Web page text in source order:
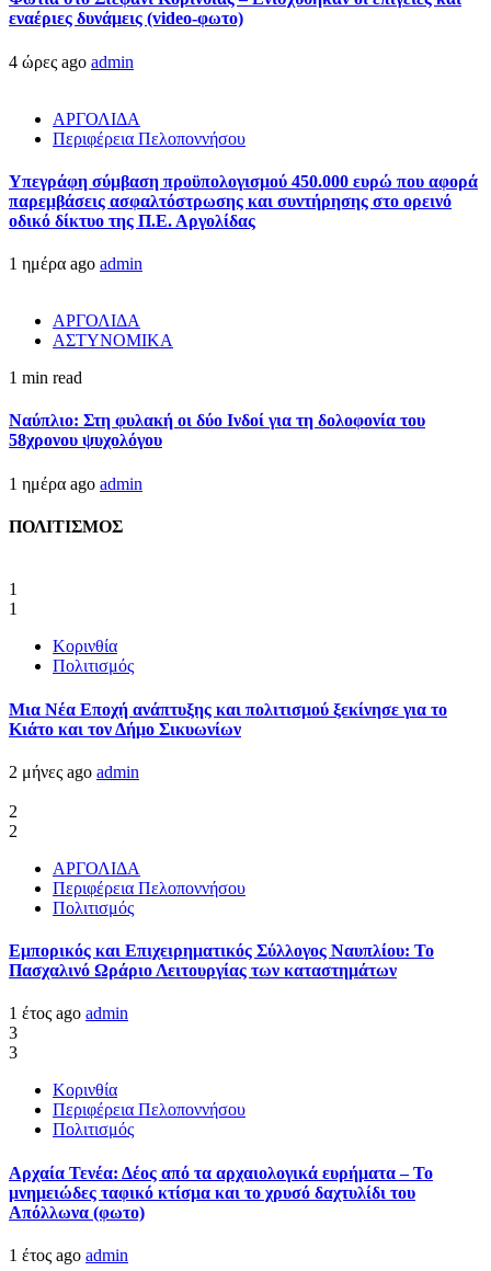
εναέριες δυνάμεις (video-φωτο)
4 ώρες ago admin
ΑΡΓΟΛΙΔΑ
Περιφέρεια Πελοποννήσου
Υπεγράφη σύμβαση προϋπολογισμού 450.000 ευρώ που αφορά
παρεμβάσεις ασφαλτόστρωσης και συντήρησης στο ορεινό
οδικό δίκτυο της Π.Ε. Αργολίδας
1 ημέρα ago admin
ΑΡΓΟΛΙΔΑ
ΑΣΤΥΝΟΜΙΚΑ
1 min read
Ναύπλιο: Στη φυλακή οι δύο Ινδοί για τη δολοφονία του
58χρονου ψυχολόγου
1 ημέρα ago admin
ΠΟΛΙΤΙΣΜΟΣ
1
1
Κορινθία
Πολιτισμός
Μια Νέα Εποχή ανάπτυξης και πολιτισμού ξεκίνησε για το
Κιάτο και τον Δήμο Σικυωνίων
2 μήνες ago admin
2
2
ΑΡΓΟΛΙΔΑ
Περιφέρεια Πελοποννήσου
Πολιτισμός
Εμπορικός και Επιχειρηματικός Σύλλογος Ναυπλίου: Το
Πασχαλινό Ωράριο Λειτουργίας των καταστημάτων
1 έτος ago admin
3
3
Κορινθία
Περιφέρεια Πελοποννήσου
Πολιτισμός
Αρχαία Τενέα: Δέος από τα αρχαιολογικά ευρήματα – Το
μνημειώδες ταφικό κτίσμα και το χρυσό δαχτυλίδι του
Απόλλωνα (φωτο)
1 έτος ago admin